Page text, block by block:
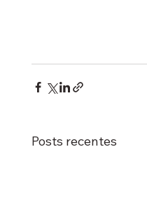
Posts recentes